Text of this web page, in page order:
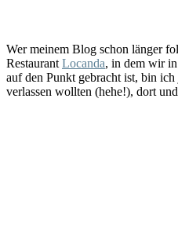
Wer meinem Blog schon länger
Restaurant Locanda, in dem wir
auf den Punkt gebracht ist, bin
verlassen wollten (hehe!), dort